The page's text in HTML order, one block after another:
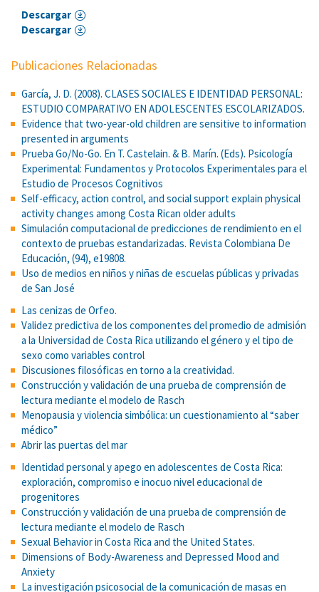
Descargar
Descargar
Publicaciones Relacionadas
García, J. D. (2008). CLASES SOCIALES E IDENTIDAD PERSONAL:
ESTUDIO COMPARATIVO EN ADOLESCENTES ESCOLARIZADOS.
Evidence that two-year-old children are sensitive to information
presented in arguments
Prueba Go/No-Go. En T. Castelain. & B. Marín. (Eds). Psicología
Experimental: Fundamentos y Protocolos Experimentales para el
Estudio de Procesos Cognitivos
Self-efficacy, action control, and social support explain physical
activity changes among Costa Rican older adults
Simulación computacional de predicciones de rendimiento en el
contexto de pruebas estandarizadas. Revista Colombiana De
Educación, (94), e19808.
Uso de medios en niños y niñas de escuelas públicas y privadas
de San José
Las cenizas de Orfeo.
Validez predictiva de los componentes del promedio de admisión
a la Universidad de Costa Rica utilizando el género y el tipo de
sexo como variables control
Discusiones filosóficas en torno a la creatividad.
Construcción y validación de una prueba de comprensión de
lectura mediante el modelo de Rasch
Menopausia y violencia simbólica: un cuestionamiento al “saber
médico”
Abrir las puertas del mar
Identidad personal y apego en adolescentes de Costa Rica:
exploración, compromiso e inocuo nivel educacional de
progenitores
Construcción y validación de una prueba de comprensión de
lectura mediante el modelo de Rasch
Sexual Behavior in Costa Rica and the United States.
Dimensions of Body-Awareness and Depressed Mood and
Anxiety
La investigación psicosocial de la comunicación de masas en